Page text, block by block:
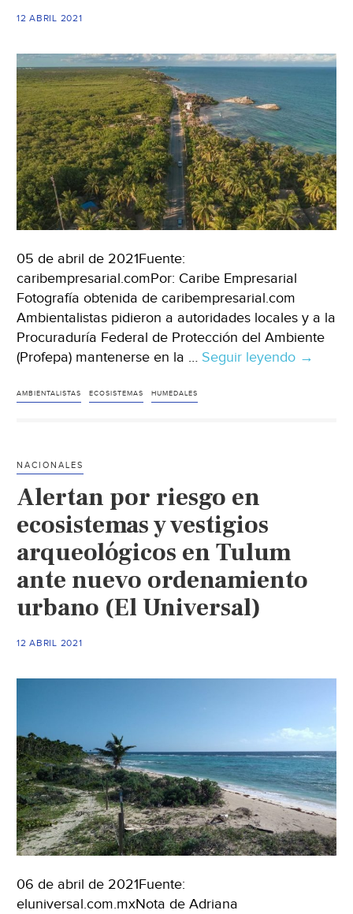
12 ABRIL 2021
05 de abril de 2021Fuente:
caribempresarial.comPor: Caribe Empresarial
Fotografía obtenida de caribempresarial.com
Ambientalistas pidieron a autoridades locales y a la
Procuraduría Federal de Protección del Ambiente
(Profepa) mantenerse en la … Seguir leyendo →
AMBIENTALISTAS ECOSISTEMAS HUMEDALES
NACIONALES
Alertan por riesgo en
ecosistemas y vestigios
arqueológicos en Tulum
ante nuevo ordenamiento
urbano (El Universal)
12 ABRIL 2021
06 de abril de 2021Fuente:
eluniversal.com.mxNota de Adriana